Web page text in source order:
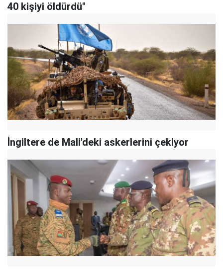
40 kişiyi öldürdü"
İngiltere de Mali'deki askerlerini çekiyor